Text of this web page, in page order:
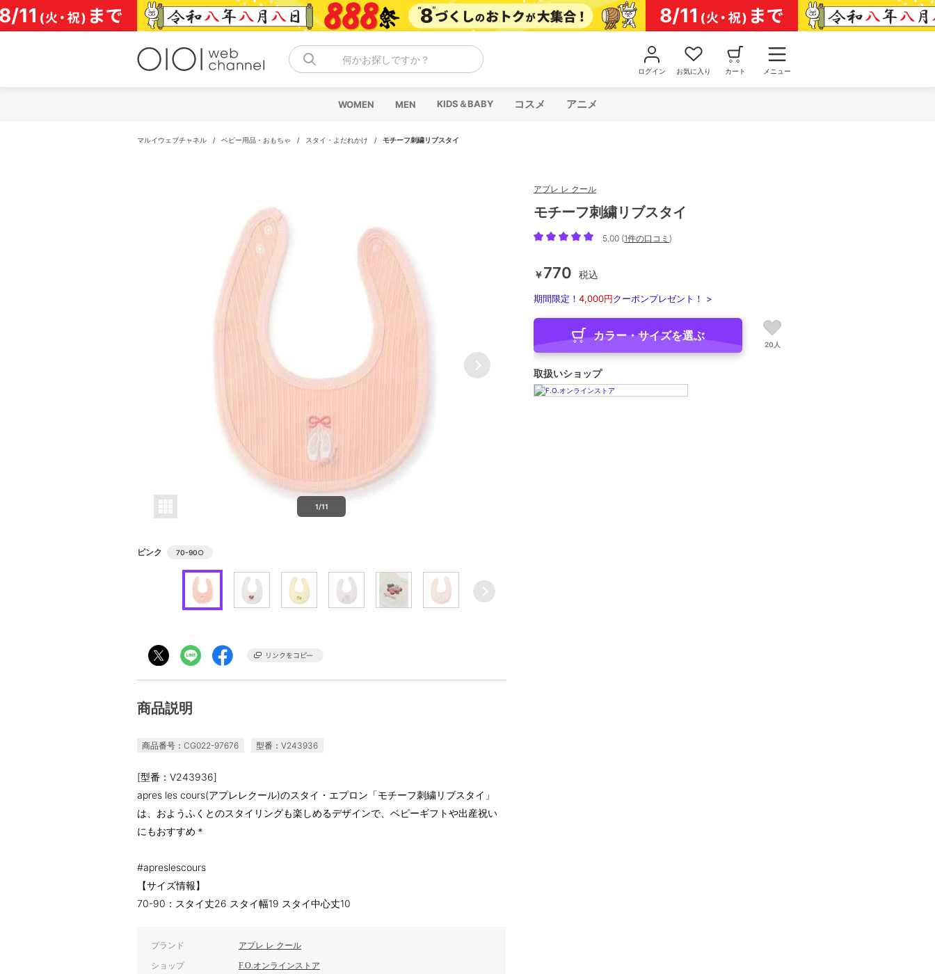
コ
ン
テ
何かお探しですか？
ログイン お気に入り カート メニュー
WOMEN MEN KIDS＆BABY コスメ アニメ
マルイウェブチャネル / ベビー用品・おもちゃ / スタイ・よだれかけ / モチーフ刺繍リブスタイ
1/11
ピンク 70-90○
商品説明
商品番号：CG022-97676 型番：V243936
[型番：V243936]
apres les cours(アプレレクール)のスタイ・エプロン「モチーフ刺繍リブスタイ」
は、おようふくとのスタイリングも楽しめるデザインで、ベビーギフトや出産祝い
にもおすすめ＊
#apreslescours
【サイズ情報】
70-90：スタイ丈26 スタイ幅19 スタイ中心丈10
ブランド アプレ レ クール
ショップ F.O.オンラインストア
アプレ レ クール
モチーフ刺繍リブスタイ
5.00 (1件の口コミ )
￥770 税込
期間限定！ 4,000円クーポンプレゼント！ >
カラー・サイズを選ぶ
20人
取扱いショップ